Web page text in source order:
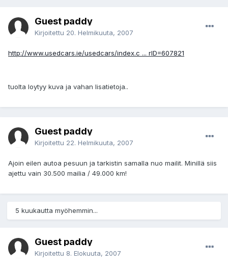
Guest paddy
Kirjoitettu 20. Helmikuuta, 2007
http://www.usedcars.ie/usedcars/index.c ... rID=607821
tuolta loytyy kuva ja vahan lisatietoja..
Guest paddy
Kirjoitettu 22. Helmikuuta, 2007
Ajoin eilen autoa pesuun ja tarkistin samalla nuo mailit. Minillä siis
ajettu vain 30.500 mailia / 49.000 km!
5 kuukautta myöhemmin...
Guest paddy
Kirjoitettu 8. Elokuuta, 2007